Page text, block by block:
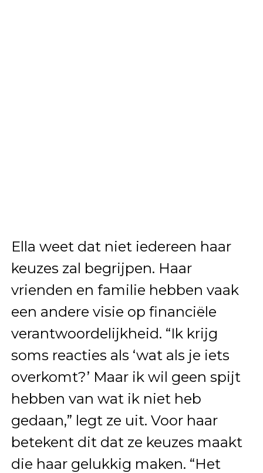
Ella weet dat niet iedereen haar
keuzes zal begrijpen. Haar
vrienden en familie hebben vaak
een andere visie op financiële
verantwoordelijkheid. “Ik krijg
soms reacties als ‘wat als je iets
overkomt?’ Maar ik wil geen spijt
hebben van wat ik niet heb
gedaan,” legt ze uit. Voor haar
betekent dit dat ze keuzes maakt
die haar gelukkig maken. “Het